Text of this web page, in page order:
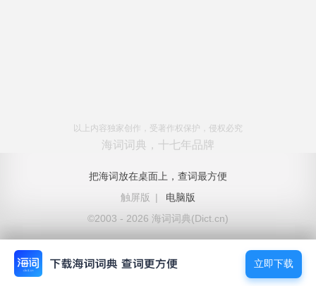
以上内容独家创作，受著作权保护，侵权必究
海词词典，十七年品牌
把海词放在桌面上，查词最方便
触屏版
|
电脑版
©2003 - 2026 海词词典(Dict.cn)
立即下载
立即下载